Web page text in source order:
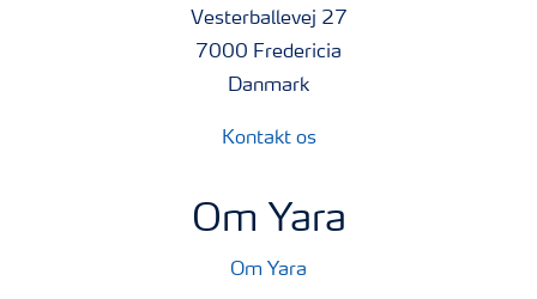
Vesterballevej 27
7000 Fredericia
Danmark
Kontakt os
Om Yara
Om Yara